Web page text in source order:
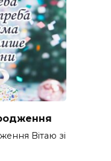
Вітаю зі